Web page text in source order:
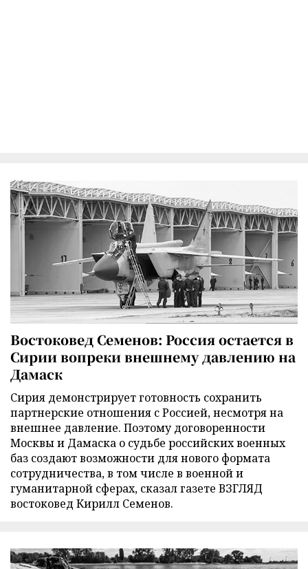
Востоковед Семенов: Россия остается в
Сирии вопреки внешнему давлению на
Дамаск
Сирия демонстрирует готовность сохранить
партнерские отношения с Россией, несмотря на
внешнее давление. Поэтому договоренности
Москвы и Дамаска о судьбе российских военных
баз создают возможности для нового формата
сотрудничества, в том числе в военной и
гуманитарной сферах, сказал газете ВЗГЛЯД
востоковед Кирилл Семенов.